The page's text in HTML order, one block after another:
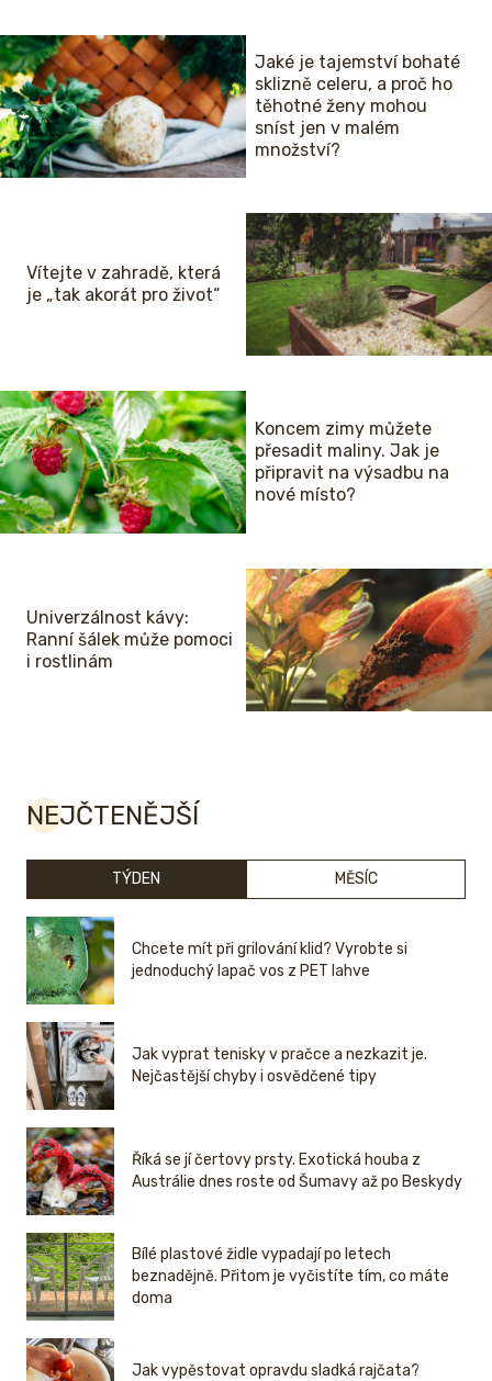
Jaké je tajemství bohaté
sklizně celeru, a proč ho
těhotné ženy mohou
sníst jen v malém
množství?
Vítejte v zahradě, která
je „tak akorát pro život“
Koncem zimy můžete
přesadit maliny. Jak je
připravit na výsadbu na
nové místo?
Univerzálnost kávy:
Ranní šálek může pomoci
i rostlinám
NEJČTENĚJŠÍ
TÝDEN MĚSÍC
Chcete mít při grilování klid? Vyrobte si
jednoduchý lapač vos z PET lahve
Jak vyprat tenisky v pračce a nezkazit je.
Nejčastější chyby i osvědčené tipy
Říká se jí čertovy prsty. Exotická houba z
Austrálie dnes roste od Šumavy až po Beskydy
Bílé plastové židle vypadají po letech
beznadějně. Přitom je vyčistíte tím, co máte
doma
Jak vypěstovat opravdu sladká rajčata?